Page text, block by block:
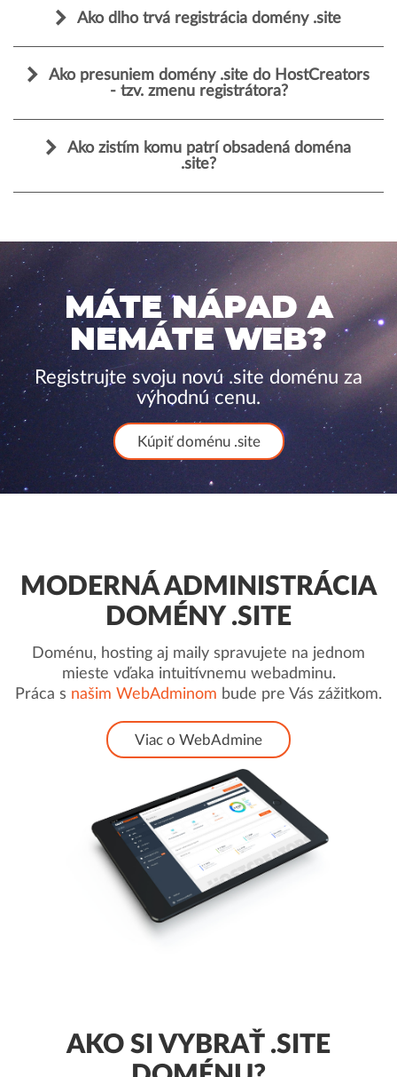
Ako dlho trvá registrácia domény .site
Ako presuniem domény .site do HostCreators
- tzv. zmenu registrátora?
Ako zistím komu patrí obsadená doména
.site?
MÁTE NÁPAD A
NEMÁTE WEB?
Registrujte svoju novú .site doménu za
výhodnú cenu.
Kúpiť doménu .site
MODERNÁ ADMINISTRÁCIA
DOMÉNY .SITE
Doménu, hosting aj maily spravujete na jednom
mieste vďaka intuitívnemu webadminu.
Práca s našim WebAdminom bude pre Vás zážitkom.
Viac o WebAdmine
AKO SI VYBRAŤ .SITE